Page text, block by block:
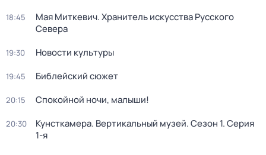
18:45
Мая Миткевич. Хранитель искусства Русского
Севера
19:30 Новости культуры
19:45 Библейский сюжет
20:15 Спокойной ночи, малыши!
20:30 Кунсткамера. Вертикальный музей. Сезон 1. Серия
1-я